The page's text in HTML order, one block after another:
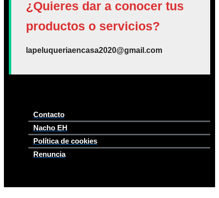
¿Quieres dar a conocer tus
productos o servicios?
lapeluqueriaencasa2020@gmail.com
Contacto
Nacho EH
Política de cookies
Renuncia